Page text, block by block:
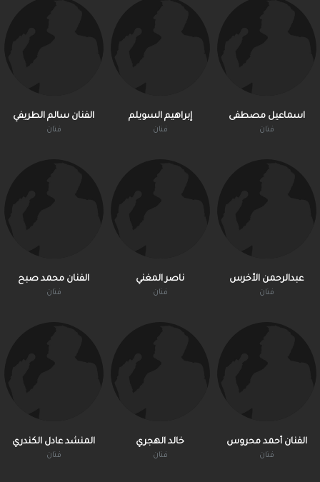
المنشد عادل الكندري
فنان
خالد الهجري
فنان
الفنان أحمد محروس
فنان
الفنان محمد صبح
فنان
ناصر المغني
فنان
عبدالرحمن الأخرس
فنان
الفنان سالم الطريفي
فنان
إبراهيم السويلم
فنان
اسماعيل مصطفى
فنان